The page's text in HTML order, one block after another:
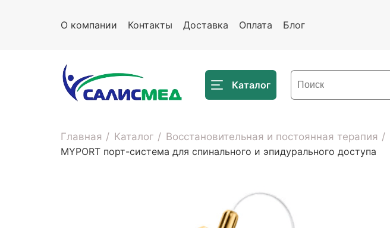
О компании Контакты Доставка Оплата Блог
Каталог
Главная Каталог Восстановительная и постоянная терапия
MYPORT порт-система для спинального и эпидурального доступа